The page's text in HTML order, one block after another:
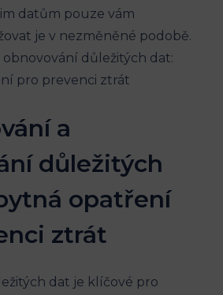
datům pouze vám
je v nezměněné podobě.
a
důležitých
opatření
ztrát
dat je klíčové pro